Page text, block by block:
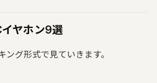
ヤホン9選
ング形式で見ていきます。